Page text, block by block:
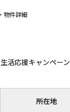
物件詳細
活応援キャンペー
所在地